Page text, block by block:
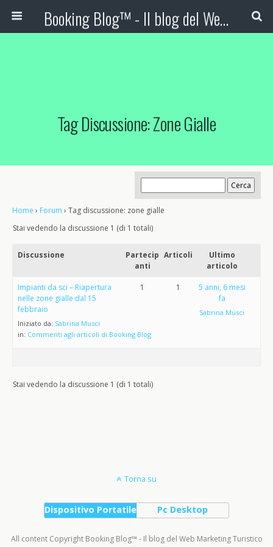
Booking Blog™ - Il blog del Web Marketing Turistico
Tag Discussione: Zone Gialle
Home › Forum › Tag discussione: zone gialle
Stai vedendo la discussione 1 (di 1 totali)
Discussione
Partecip
anti
Articoli
Ultimo
articolo
Impianti da sci – Riapertura
nelle zone gialle dal 15
febbraio
Iniziato da: Sabrina Musci
in: Commenti agli articoli di Booking Blog
1 1
5 anni, 6 mesi
fa
Sabrina Musci
Stai vedendo la discussione 1 (di 1 totali)
Torna su
Dispositivo Portatile Pc Desktop
All content Copyright Booking Blog™ - Il blog del Web Marketing Turistico